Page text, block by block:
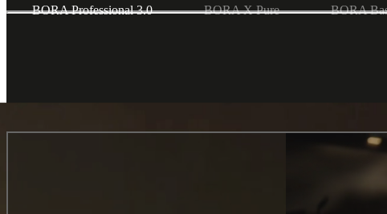
BORA Professional 3.0 BORA X Pure BORA